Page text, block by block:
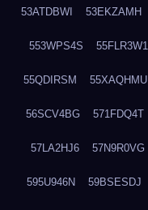
53ATDBWI 53EKZAMH
553WPS4S 55FLR3W1
55QDIRSM 55XAQHMU
56SCV4BG 571FDQ4T
57LA2HJ6 57N9R0VG
595U946N 59BSESDJ